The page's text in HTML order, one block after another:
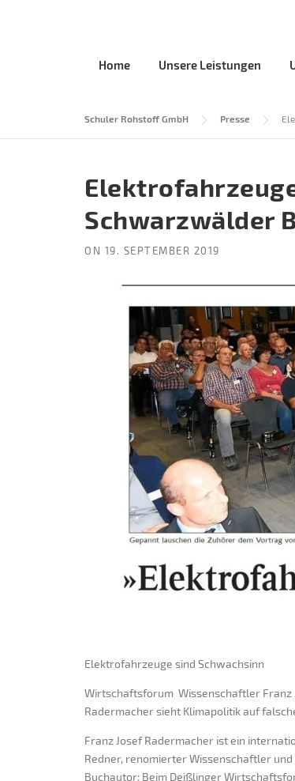
Home Unsere Leistungen
Schuler Rohstoff GmbH Presse
Schwarzwälder
ON 19. SEPTEMBER 2019
Elektrofahrzeuge sind Schwachsinn
Wirtschaftsforum Wissenschaftler Franz
Radermacher sieht Klimapolitik auf
Franz Josef Radermacher ist ein
Redner, renomierter Wissenschaftler
Buchautor: Beim Deißlinger